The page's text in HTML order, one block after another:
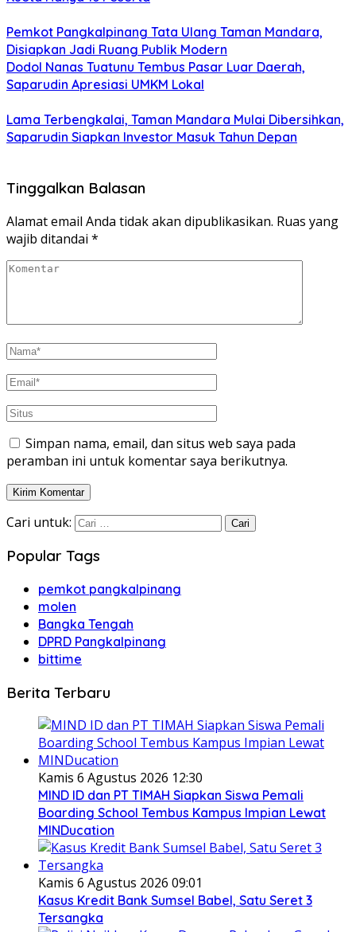
Pemkot Pangkalpinang Tata Ulang Taman Mandara,
Disiapkan Jadi Ruang Publik Modern
Dodol Nanas Tuatunu Tembus Pasar Luar Daerah,
Saparudin Apresiasi UMKM Lokal
Lama Terbengkalai, Taman Mandara Mulai Dibersihkan,
Saparudin Siapkan Investor Masuk Tahun Depan
Tinggalkan Balasan
Alamat email Anda tidak akan dipublikasikan. Ruas yang
wajib ditandai *
Simpan nama, email, dan situs web saya pada
peramban ini untuk komentar saya berikutnya.
Cari untuk:
Popular Tags
pemkot pangkalpinang
molen
Bangka Tengah
DPRD Pangkalpinang
bittime
Berita Terbaru
Kamis 6 Agustus 2026 12:30
MIND ID dan PT TIMAH Siapkan Siswa Pemali
Boarding School Tembus Kampus Impian Lewat
MINDucation
Kamis 6 Agustus 2026 09:01
Kasus Kredit Bank Sumsel Babel, Satu Seret 3
Tersangka